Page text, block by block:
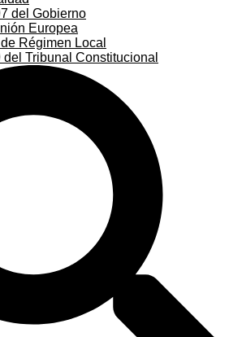
del Gobierno
Europea
Régimen Local
del Tribunal Constitucional